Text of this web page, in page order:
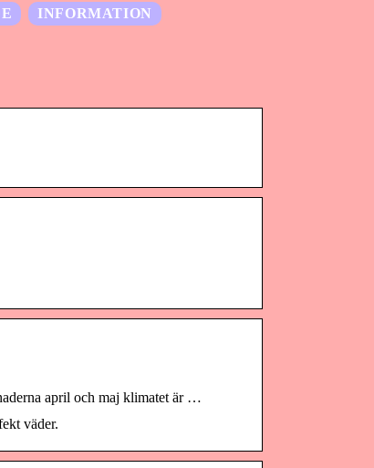
INFORMATION
april och maj klimatet är …
väder.